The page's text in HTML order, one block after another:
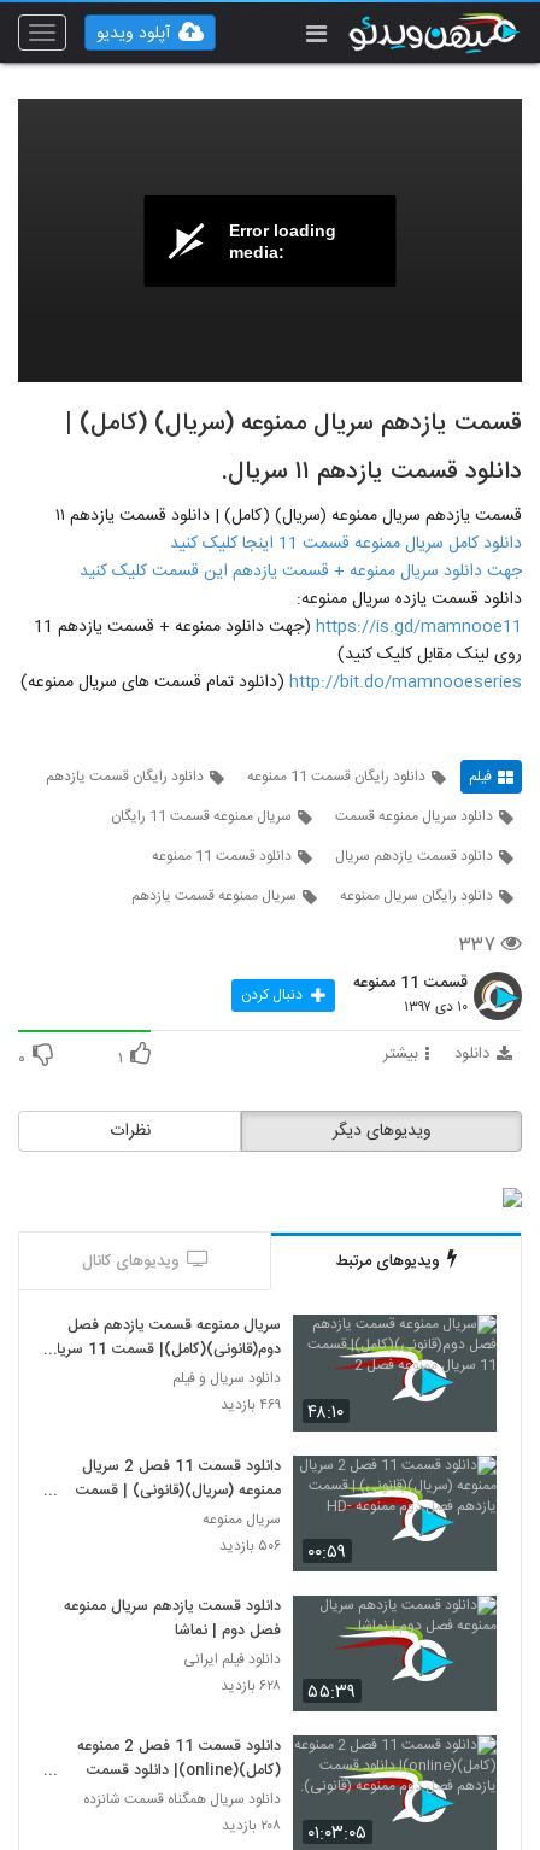
Toggle
آپلود ویدیو
Error loading
media:
قسمت یازدهم سریال ممنوعه (سریال) (کامل) |
دانلود قسمت یازدهم ۱۱ سریال.
قسمت یازدهم سریال ممنوعه (سریال) (کامل) | دانلود قسمت یازدهم ۱۱
دانلود کامل سریال ممنوعه قسمت 11 اینجا کلیک کنید
جهت دانلود سریال ممنوعه + قسمت یازدهم این قسمت کلیک کنید
دانلود قسمت یازده سریال ممنوعه:
https://is.gd/mamnooe11
(جهت دانلود ممنوعه + قسمت یازدهم 11
روی لینک مقابل کلیک کنید)
http://bit.do/mamnooeseries (دانلود تمام قسمت های سریال ممنوعه)
فیلم دانلود رایگان قسمت 11 ممنوعه
دانلود رایگان قسمت یازدهم
دانلود سریال ممنوعه قسمت
سریال ممنوعه قسمت 11 رایگان
دانلود قسمت یازدهم سریال
دانلود قسمت 11 ممنوعه
دانلود رایگان سریال ممنوعه
سریال ممنوعه قسمت یازدهم
۳۳۷
قسمت 11 ممنوعه
۱۰ دی ۱۳۹۷ دنبال کردن
دانلود بیشتر ۱ ۰
نظرات ویدیوهای دیگر
ویدیوهای مرتبط ویدیوهای کانال
۴۸:۱۰
سریال ممنوعه قسمت یازدهم فصل
دوم(قانونی)(کامل)| قسمت 11 سریال
ممنوعه فصل 2
دانلود سریال و فیلم
۴۶۹ بازدید
۰۰:۵۹
دانلود قسمت 11 فصل 2 سریال
ممنوعه (سریال)(قانونی) | قسمت
یازدهم فصل دوم ممنوعه -HD
سریال ممنوعه
۵۰۶ بازدید
۵۵:۳۹
دانلود قسمت یازدهم سریال ممنوعه
فصل دوم | نماشا
دانلود فیلم ایرانی
۶۲۸ بازدید
۰۱:۰۳:۰۵
دانلود قسمت 11 فصل 2 ممنوعه
(کامل)(online)| دانلود قسمت
یازدهم فصل دوم ممنوعه (قانونی).
دانلود سریال همگناه قسمت شانزده
۲۰۸ بازدید